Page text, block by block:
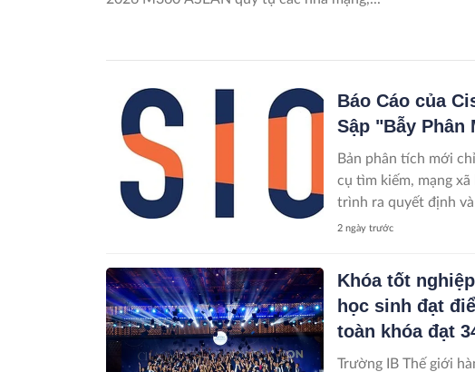
Báo Cáo của
Sập "Bẫy Phân
Bản phân tích mới
cụ tìm kiếm, mạng
trình ra quyết định
2 ngày trước
Khóa tốt
học sinh đạt
toàn khóa đạt
Trường IB Thế giới